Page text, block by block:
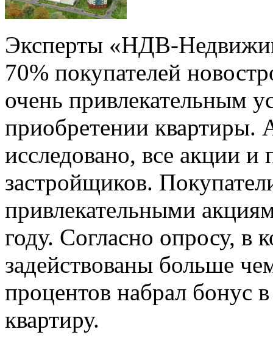
Эксперты «НДВ-
70% покупателей
очень привлекательным
приобретении квартиры.
исследовано, все акции
застройщиков.
привлекательными
году. Согласно опросу, в
задействованы больше
процентов набрал бонус
квартиру.